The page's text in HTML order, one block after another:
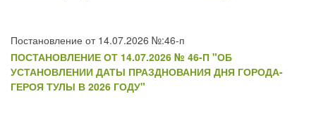
Постановление от 14.07.2026 №:46-п
ПОСТАНОВЛЕНИЕ ОТ 14.07.2026 № 46-П "ОБ
УСТАНОВЛЕНИИ ДАТЫ ПРАЗДНОВАНИЯ ДНЯ ГОРОДА-
ГЕРОЯ ТУЛЫ В 2026 ГОДУ"